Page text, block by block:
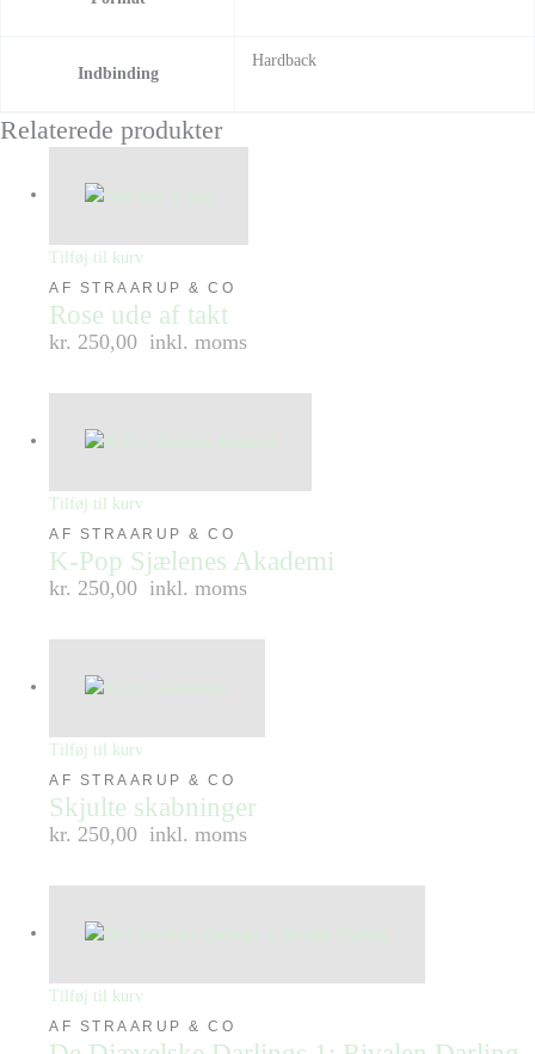
Indbinding
Hardback
Relaterede produkter
Tilføj til kurv
AF STRAARUP & CO
Rose ude af takt
kr. 250,00 inkl. moms
Tilføj til kurv
AF STRAARUP & CO
K-Pop Sjælenes Akademi
kr. 250,00 inkl. moms
Tilføj til kurv
AF STRAARUP & CO
Skjulte skabninger
kr. 250,00 inkl. moms
Tilføj til kurv
AF STRAARUP & CO